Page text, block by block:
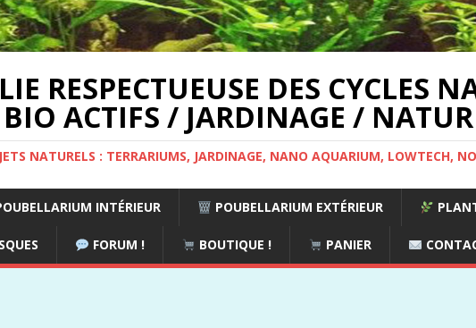
RESPECTUEUSE DES CYCLES
ACTIFS / JARDINAGE /
NATURELS : TERRARIUMS, JARDINAGE, NANO AQUARIUM, LOWTECH,
INTÉRIEUR POUBELLARIUM EXTÉRIEUR
FORUM ! BOUTIQUE ! PANIER